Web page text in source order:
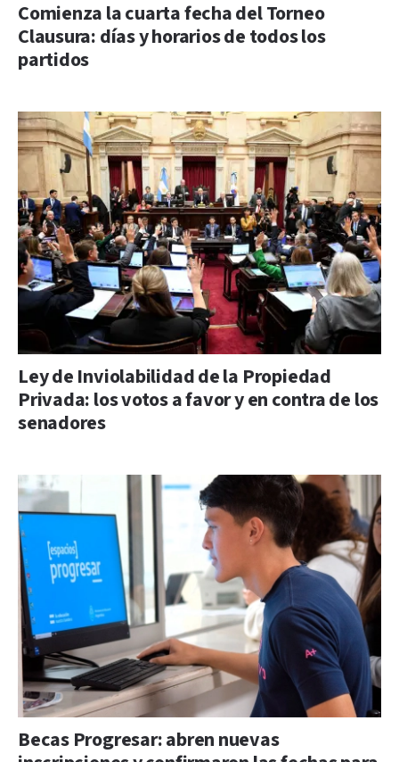
Comienza la cuarta fecha del Torneo
Clausura: días y horarios de todos los
partidos
Ley de Inviolabilidad de la Propiedad
Privada: los votos a favor y en contra de los
senadores
Becas Progresar: abren nuevas